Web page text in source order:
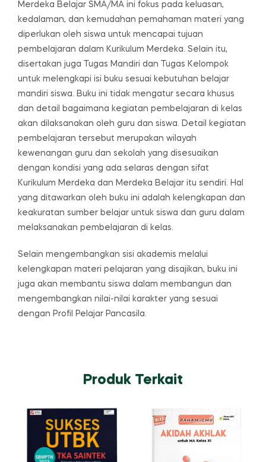
Merdeka Belajar SMA/MA ini fokus pada keluasan,
kedalaman, dan kemudahan pemahaman materi yang
diperlukan oleh siswa untuk mencapai tujuan
pembelajaran dalam Kurikulum Merdeka. Selain itu,
disertakan juga Tugas Mandiri dan Tugas Kelompok
untuk melengkapi isi buku sesuai kebutuhan belajar
mandiri siswa. Buku ini tidak mengatur secara khusus
dan detail bagaimana kegiatan pembelajaran di kelas
akan dilaksanakan oleh guru dan siswa. Detail kegiatan
pembelajaran tersebut merupakan wilayah
kewenangan guru dan sekolah yang disesuaikan
dengan kondisi yang ada selaras dengan sifat
Kurikulum Merdeka dan Merdeka Belajar itu sendiri. Hal
yang ditawarkan oleh buku ini adalah kelengkapan dan
keakuratan sumber belajar untuk siswa dan guru dalam
melaksanakan pembelajaran di kelas.
Selain mengembangkan sisi akademis melalui
kelengkapan materi pelajaran yang disajikan, buku ini
juga akan membantu siswa dalam membangun dan
mengembangkan nilai-nilai karakter yang sesuai
dengan Profil Pelajar Pancasila.
Produk Terkait